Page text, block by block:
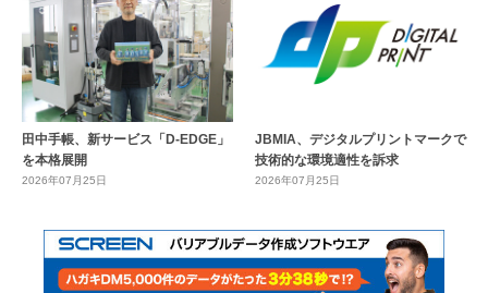
田中手帳、新サービス「D-EDGE」
を本格展開
2026年07月25日
JBMIA、デジタルプリントマークで
技術的な環境適性を訴求
2026年07月25日